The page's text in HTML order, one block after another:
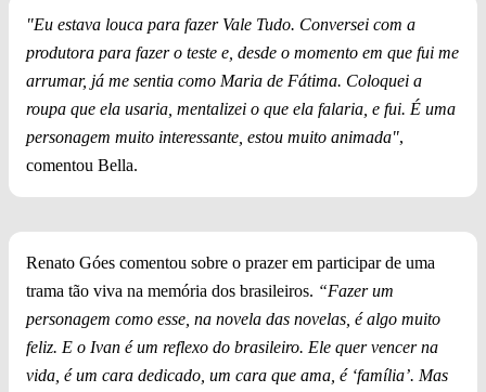
"Eu estava louca para fazer Vale Tudo. Conversei com a
produtora para fazer o teste e, desde o momento em que fui me
arrumar, já me sentia como Maria de Fátima. Coloquei a
roupa que ela usaria, mentalizei o que ela falaria, e fui. É uma
personagem muito interessante, estou muito animada",
comentou Bella.
Renato Góes comentou sobre o prazer em participar de uma
trama tão viva na memória dos brasileiros. “Fazer um
personagem como esse, na novela das novelas, é algo muito
feliz. E o Ivan é um reflexo do brasileiro. Ele quer vencer na
vida, é um cara dedicado, um cara que ama, é ‘família’. Mas